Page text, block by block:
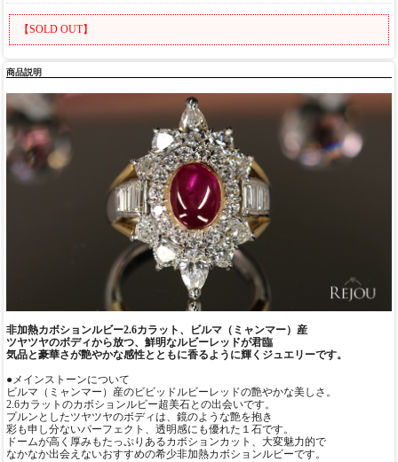
【SOLD OUT】
商品説明
非加熱カボションルビー2.6カラット、ビルマ（ミャンマー）産
ツヤツヤのボディから放つ、鮮明なルビーレッドが君臨
気品と豪華さが艶やかな感性とともに香るように輝くジュエリーです。
●メインストーンについて
ビルマ（ミャンマー）産のビビッドルビーレッドの艶やかな美しさ。
2.6カラットのカボションルビー超美石との出会いです。
プルンとしたツヤツヤのボディは、鏡のような艶を抱き
彩も申し分ないパーフェクト、透明感にも優れた１石です。
ドームが高く厚みもたっぷりあるカボションカット、大変魅力的で
なかなか出会えないおすすめの希少非加熱カボションルビーです。